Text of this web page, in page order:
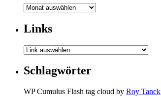
Archiv
Links
Schlagwörter
WP Cumulus Flash tag cloud by Roy Tanck